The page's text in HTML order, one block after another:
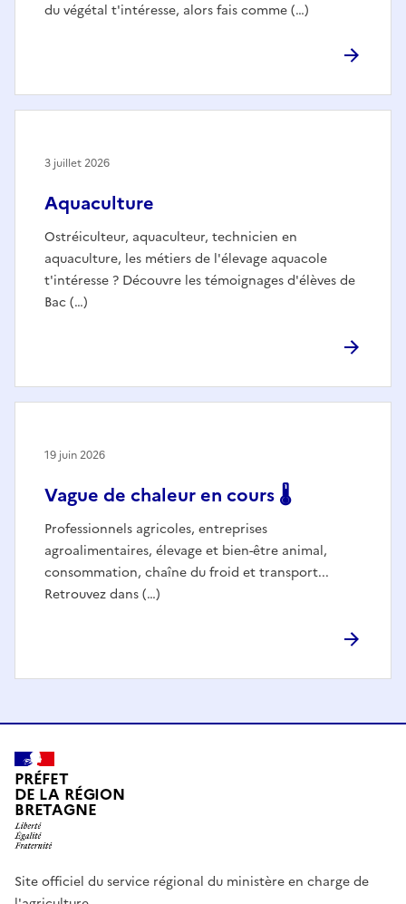
du végétal t'intéresse, alors fais comme (…)
Aquaculture
Ostréiculteur, aquaculteur, technicien en
aquaculture, les métiers de l'élevage aquacole
t'intéresse ? Découvre les témoignages d'élèves de
Bac (…)
3 juillet 2026
Vague de chaleur en cours 🌡️
Professionnels agricoles, entreprises
agroalimentaires, élevage et bien-être animal,
consommation, chaîne du froid et transport...
Retrouvez dans (…)
19 juin 2026
PRÉFET
DE LA RÉGION
BRETAGNE
Site officiel du service régional du ministère en charge de